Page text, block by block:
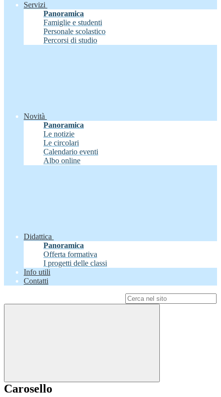
Servizi
Panoramica
Famiglie e studenti
Personale scolastico
Percorsi di studio
Novità
Panoramica
Le notizie
Le circolari
Calendario eventi
Albo online
Didattica
Panoramica
Offerta formativa
I progetti delle classi
Info utili
Contatti
Carosello